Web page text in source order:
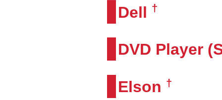
Dell †
DVD Player
Elson †